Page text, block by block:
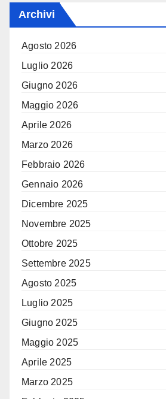
Archivi
Agosto 2026
Luglio 2026
Giugno 2026
Maggio 2026
Aprile 2026
Marzo 2026
Febbraio 2026
Gennaio 2026
Dicembre 2025
Novembre 2025
Ottobre 2025
Settembre 2025
Agosto 2025
Luglio 2025
Giugno 2025
Maggio 2025
Aprile 2025
Marzo 2025